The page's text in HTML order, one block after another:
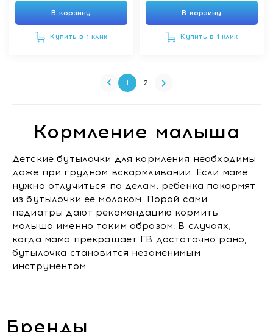
В корзину
Купить в 1 клик
В корзину
Купить в 1 клик
1 2
Кормление малыша
Детские бутылочки для кормления необходимы
даже при грудном вскармливании. Если маме
нужно отлучиться по делам, ребенка покормят
из бутылочки ее молоком. Порой сами
педиатры дают рекомендацию кормить
малыша именно таким образом. В случаях,
когда мама прекращает ГВ достаточно рано,
бутылочка становится незаменимым
инструментом.
Бренды